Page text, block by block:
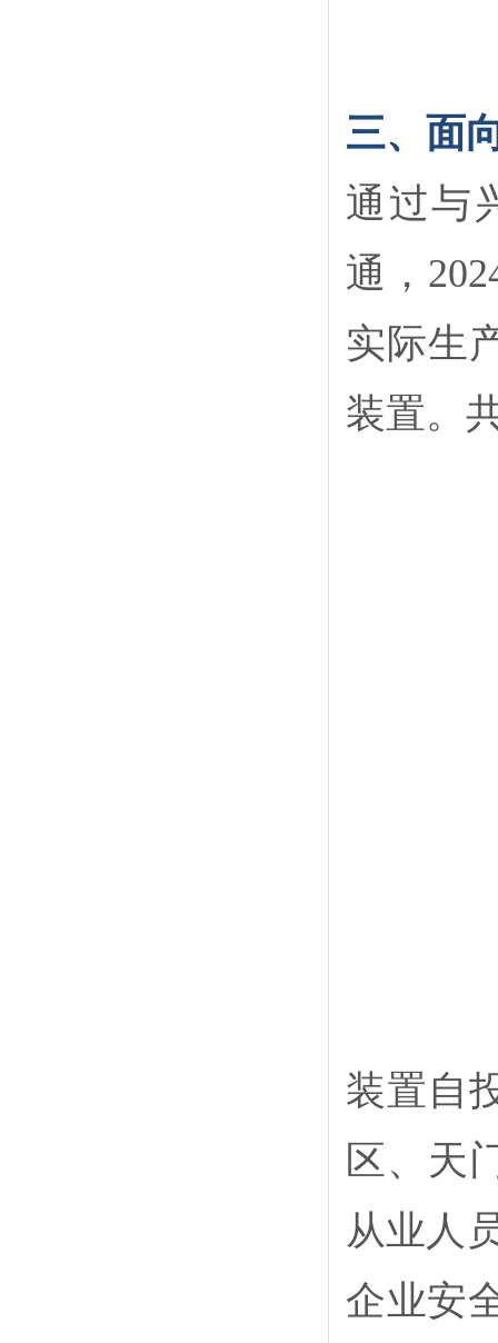
三、面
通过与
通，
实际生
装置。
装置自
区、天
从业人
企业安